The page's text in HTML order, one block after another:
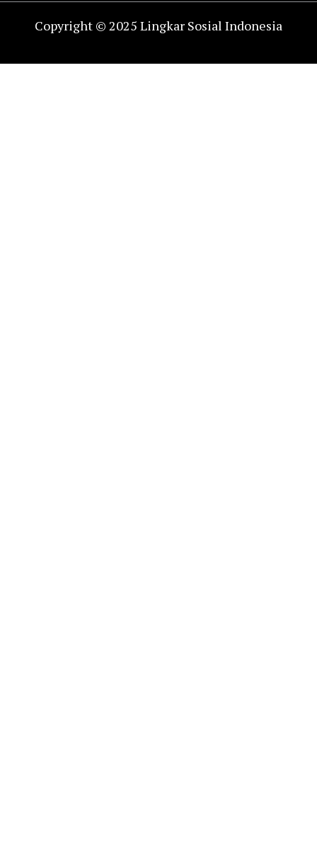
Copyright © 2025 Lingkar Sosial Indonesia